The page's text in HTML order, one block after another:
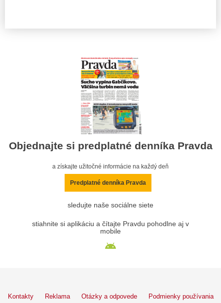
Objednajte si predplatné denníka Pravda
a získajte užitočné informácie na každý deň
Predplatné denníka Pravda
sledujte naše sociálne siete
stiahnite si aplikáciu a čítajte Pravdu pohodlne aj v
mobile
Kontakty Reklama Otázky a odpovede Podmienky používania